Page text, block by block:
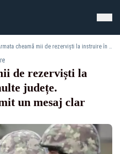
Armata cheamă mii de rezerviști la instruire în mai multe județe. Autoritățile transmit un mesaj clar pentru populație
de rezerviști la
județe.
un mesaj clar